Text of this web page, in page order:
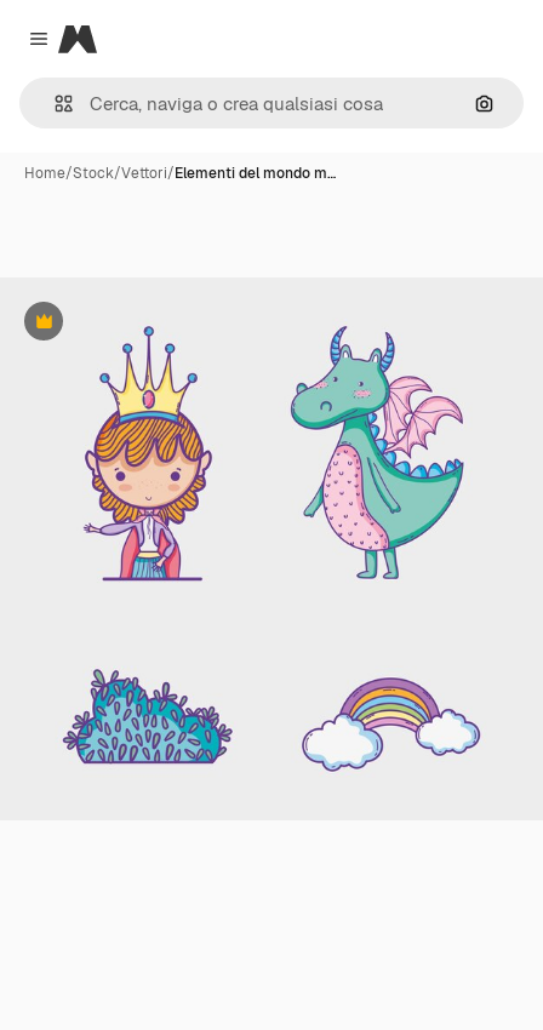
Close menu
Magnific
Cerca
Home/Stock/Vettori/Elementi del mondo m…
Premium